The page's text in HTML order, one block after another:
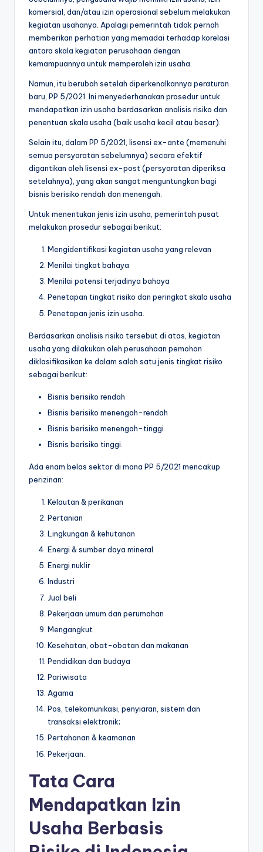
komersial, dan/atau izin operasional sebelum melakukan
kegiatan usahanya. Apalagi pemerintah tidak pernah
memberikan perhatian yang memadai terhadap korelasi
antara skala kegiatan perusahaan dengan
kemampuannya untuk memperoleh izin usaha.
Namun, itu berubah setelah diperkenalkannya peraturan
baru, PP 5/2021. Ini menyederhanakan prosedur untuk
mendapatkan izin usaha berdasarkan analisis risiko dan
penentuan skala usaha (baik usaha kecil atau besar).
Selain itu, dalam PP 5/2021, lisensi ex-ante (memenuhi
semua persyaratan sebelumnya) secara efektif
digantikan oleh lisensi ex-post (persyaratan diperiksa
setelahnya), yang akan sangat menguntungkan bagi
bisnis berisiko rendah dan menengah.
Untuk menentukan jenis izin usaha, pemerintah pusat
melakukan prosedur sebagai berikut:
Mengidentifikasi kegiatan usaha yang relevan
Menilai tingkat bahaya
Menilai potensi terjadinya bahaya
Penetapan tingkat risiko dan peringkat skala usaha
Penetapan jenis izin usaha.
Berdasarkan analisis risiko tersebut di atas, kegiatan
usaha yang dilakukan oleh perusahaan pemohon
diklasifikasikan ke dalam salah satu jenis tingkat risiko
sebagai berikut:
Bisnis berisiko rendah
Bisnis berisiko menengah-rendah
Bisnis berisiko menengah-tinggi
Bisnis berisiko tinggi.
Ada enam belas sektor di mana PP 5/2021 mencakup
perizinan:
Kelautan & perikanan
Pertanian
Lingkungan & kehutanan
Energi & sumber daya mineral
Energi nuklir
Industri
Jual beli
Pekerjaan umum dan perumahan
Mengangkut
Kesehatan, obat-obatan dan makanan
Pendidikan dan budaya
Pariwisata
Agama
Pos, telekomunikasi, penyiaran, sistem dan
transaksi elektronik;
Pertahanan & keamanan
Pekerjaan.
Tata Cara
Mendapatkan Izin
Usaha Berbasis